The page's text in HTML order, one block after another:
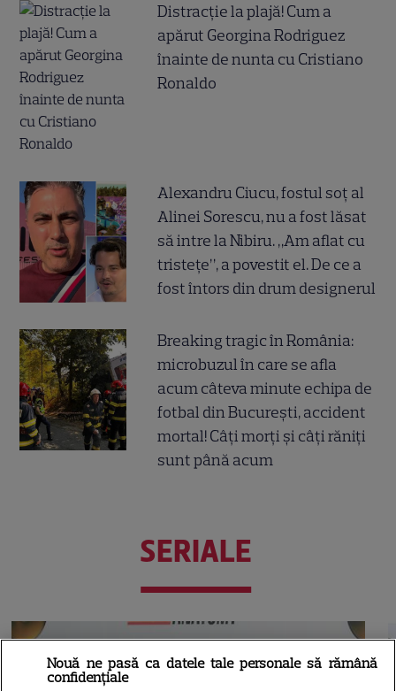
Distracție la plajă! Cum a
apărut Georgina Rodriguez
înainte de nunta cu Cristiano
Ronaldo
Alexandru Ciucu, fostul soț al
Alinei Sorescu, nu a fost lăsat
să intre la Nibiru. „Am aflat cu
tristețe”, a povestit el. De ce a
fost întors din drum designerul
Breaking tragic în România:
microbuzul în care se afla
acum câteva minute echipa de
fotbal din București, accident
mortal! Câți morți și câți răniți
sunt până acum
SERIALE
Nouă ne pasă ca datele tale personale să rămână
confidențiale